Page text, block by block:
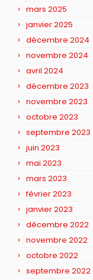
mars 2025
janvier 2025
décembre 2024
novembre 2024
avril 2024
décembre 2023
novembre 2023
octobre 2023
septembre 2023
juin 2023
mai 2023
mars 2023
février 2023
janvier 2023
décembre 2022
novembre 2022
octobre 2022
septembre 2022